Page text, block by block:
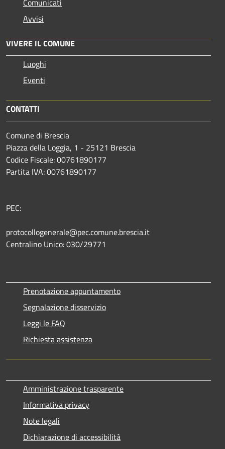
Comunicati
Avvisi
VIVERE IL COMUNE
Luoghi
Eventi
CONTATTI
Comune di Brescia
Piazza della Loggia, 1 - 25121 Brescia
Codice Fiscale: 00761890177
Partita IVA: 00761890177
PEC:
protocollogenerale@pec.comune.brescia.it
Centralino Unico: 030/29771
Prenotazione appuntamento
Segnalazione disservizio
Leggi le FAQ
Richiesta assistenza
Amministrazione trasparente
Informativa privacy
Note legali
Dichiarazione di accessibilità